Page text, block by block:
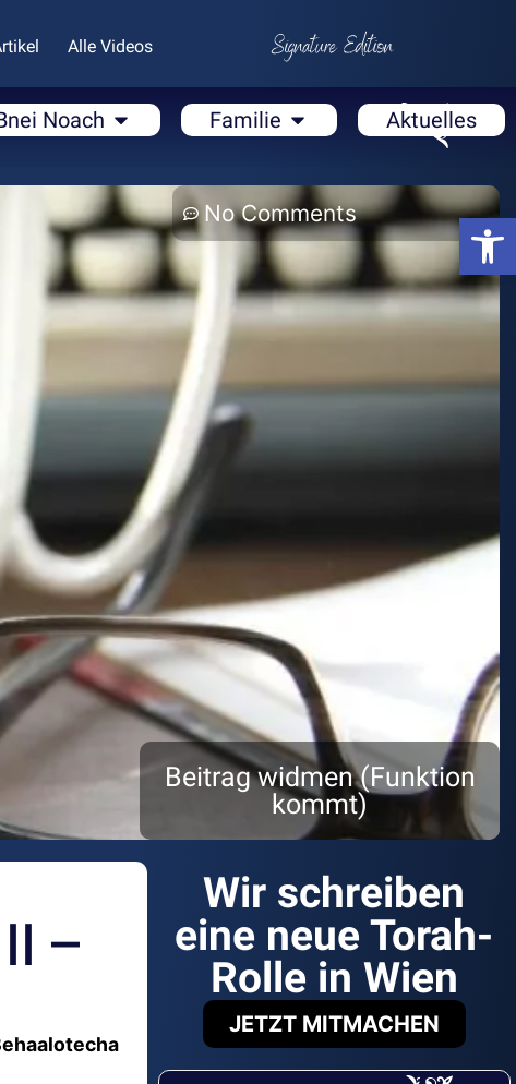
Alle Videos
Noach Familie Aktuelles
No Comments
Beitrag widmen (Funktion
kommt)
–
Wir schreiben
eine neue Torah-
Rolle in Wien
JETZT MITMACHEN